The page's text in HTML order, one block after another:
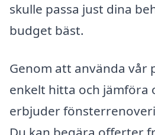
skulle passa just dina
budget bäst.
Genom att använda vår
enkelt hitta och jämföra
erbjuder